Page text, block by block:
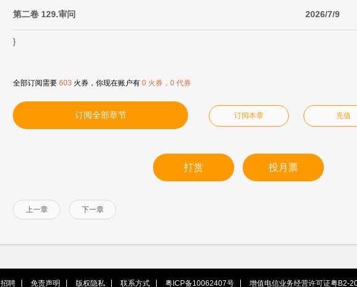
第二卷 129.审问 2026/7/9
}
全部订阅需要 603 火券，你现在账户有 0 火券，0 代券
订阅全部章节 订阅本章 充值
打赏 投月票
上一章 下一章
招聘 免责声明 版权隐私 联系方式 粤ICP备10062407号 增值电信业务经营许可证粤B2-